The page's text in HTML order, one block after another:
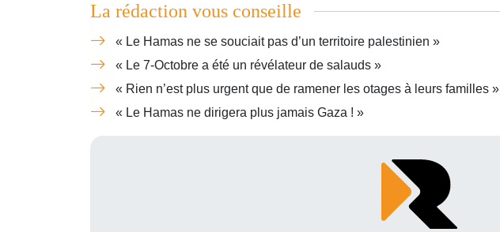
La rédaction vous conseille
« Le Hamas ne se souciait pas d’un territoire palestinien »
« Le 7-Octobre a été un révélateur de salauds »
« Rien n’est plus urgent que de ramener les otages à leurs familles »
« Le Hamas ne dirigera plus jamais Gaza ! »